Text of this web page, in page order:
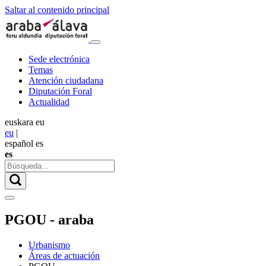
Saltar al contenido principal
Sede electrónica
Temas
Atención ciudadana
Diputación Foral
Actualidad
euskara eu
eu |
español es
es
PGOU - araba
Urbanismo
Áreas de actuación